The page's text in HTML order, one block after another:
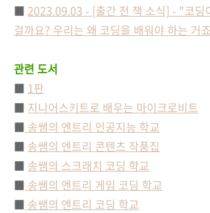
■ 2023.09.03 - [출간 전 책 소식] - "코딩
걸까요? 우리는 왜 코딩을 배워야 하는 거
관련 도서
■ 1판
■ 지니어스키트로 배우는 마이크로비트
■ 송쌤의 엔트리 인공지능 학교
■ 송쌤의 엔트리 콘텐츠 작품집
■ 송쌤의 스크래치 코딩 학교
■ 송쌤의 엔트리 게임 코딩 학교
■ 송쌤의 엔트리 코딩 학교